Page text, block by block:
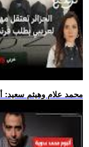
.. محمد علام وهيثم سعيد: